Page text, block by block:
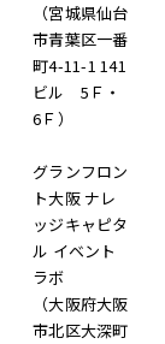
（宮城県仙台
市青葉区一番
町4-11-1 141
ビル 5Ｆ・
6Ｆ）
グランフロン
ト大阪 ナレ
ッジキャピタ
ル イベント
ラボ
（大阪府大阪
市北区大深町